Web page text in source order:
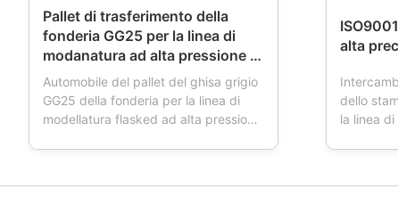
Pallet di trasferimento della
fonderia GG25 per la linea di
modanatura ad alta pressione di
Flasked
Automobile del pallet del ghisa grigio
GG25 della fonderia per la linea di
modellatura flasked ad alta pressione
alta
dello
la linea